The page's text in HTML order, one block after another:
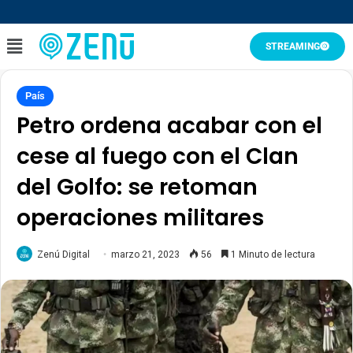
STREAMING
País
Petro ordena acabar con el
cese al fuego con el Clan
del Golfo: se retoman
operaciones militares
Zenú Digital marzo 21, 2023 56 1 Minuto de lectura